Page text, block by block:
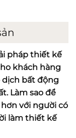
pháp thiết kế
khách hàng
dịch bất động
Làm sao để
với người có
làm thiết kế